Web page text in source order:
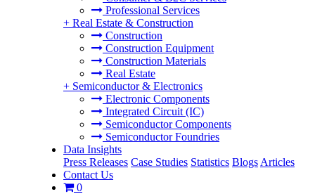
Professional Services
+ Real Estate & Construction
Construction
Construction Equipment
Construction Materials
Real Estate
+ Semiconductor & Electronics
Electronic Components
Integrated Circuit (IC)
Semiconductor Components
Semiconductor Foundries
Data Insights
Press Releases Case Studies Statistics Blogs Articles
Contact Us
0